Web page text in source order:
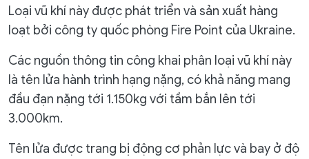
Loại vũ khí này được phát triển và sản xuất hàng
loạt bởi công ty quốc phòng Fire Point của Ukraine.
Các nguồn thông tin công khai phân loại vũ khí này
là tên lửa hành trình hạng nặng, có khả năng mang
đầu đạn nặng tới 1.150kg với tầm bắn lên tới
3.000km.
Tên lửa được trang bị động cơ phản lực và bay ở độ